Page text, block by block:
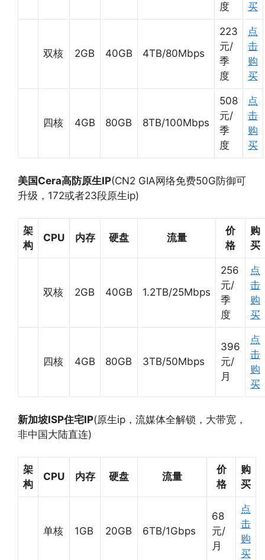
度
买
双核 2GB 40GB 4TB/80Mbps
223
元/
季
度
点
击
购
买
四核 4GB 80GB 8TB/100Mbps
508
元/
季
度
点
击
购
买
美国Cera高防原生IP(CN2 GIA网络免费50G防御可
升级，172或者23段原生ip)
架
构
CPU 内存 硬盘 流量
价
格
购
买
双核 2GB 40GB 1.2TB/25Mbps
256
元/
季
度
点
击
购
买
四核 4GB 80GB 3TB/50Mbps
396
元/
月
点
击
购
买
新加坡ISP住宅IP(原生ip，流媒体全解锁，大带宽，
非中国大陆直连)
架
构
CPU 内存 硬盘 流量
价
格
购
买
单核 1GB 20GB 6TB/1Gbps
68
元/
月
点
击
购
买